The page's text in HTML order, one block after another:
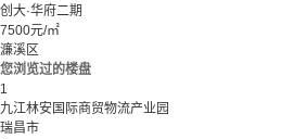
创大·华府二期
7500元/㎡
濂溪区
您浏览过的楼盘
1
九江林安国际商贸物流产业园
瑞昌市